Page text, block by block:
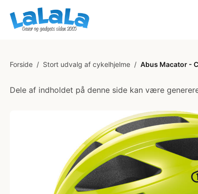
Forside / Stort udvalg af cykelhjelme / Abus Macator -
Dele af indholdet på denne side kan være